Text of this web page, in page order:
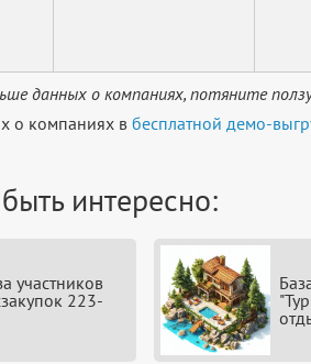
данных о компаниях, потяните
о компаниях в бесплатной демо-
интересно:
участников
223-